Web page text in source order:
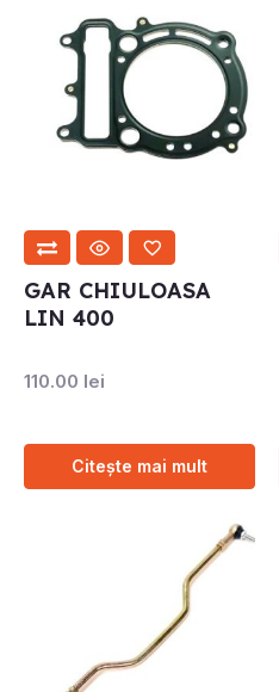
GAR CHIULOASA
LIN 400
110.00 lei
Citește mai mult